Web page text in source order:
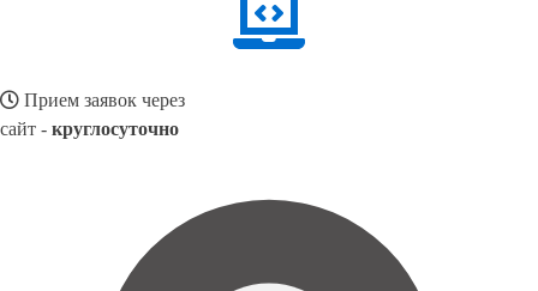
Прием заявок через
сайт - круглосуточно